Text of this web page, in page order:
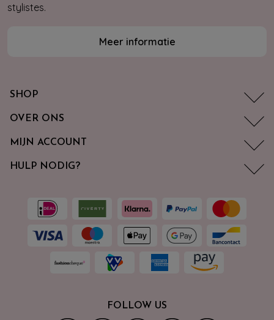
stylistes.
Meer informatie
SHOP
OVER ONS
MIJN ACCOUNT
HULP NODIG?
FOLLOW US